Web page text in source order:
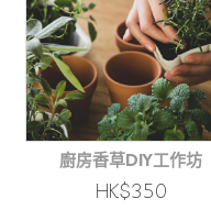
廚房香草DIY工作坊
HK$350